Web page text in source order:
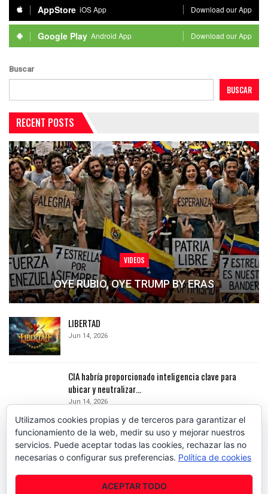
AppStore iOS App Download our App
Google Play Android App Download our App
Buscar
BUSCAR
RECENT POSTS
VIDEOS
OYE RUBIO, OYE TRUMP BY ERAS
LIBERTAD
Jun 14, 2026
CIA habría proporcionado inteligencia clave para
ubicar y neutralizar…
Jun 14, 2026
Ataque aéreo eliminó al «Niño Guerrero», líder del Tren
de Aragua
Jun 14, 2026
Utilizamos cookies propias y de terceros para garantizar el
funcionamiento de la web, medir su uso y mejorar nuestros
servicios. Puede aceptar todas las cookies, rechazar las no
necesarias o configurar sus preferencias. Política de cookies
ACEPTAR TODO